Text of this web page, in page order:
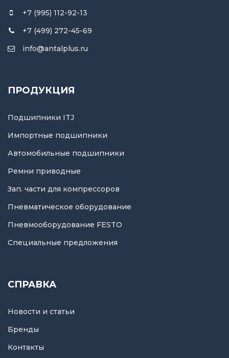
+7 (995) 112-92-13
+7 (499) 272-45-69
info@antalplus.ru
ПРОДУКЦИЯ
Подшипники ITJ
Импортные подшипники
Автомобильные подшипники
Ремни приводные
Зап. части для компрессоров
Пневматическое оборудование
Пневмооборудование FESTO
Специальные предложения
СПРАВКА
Новости и статьи
Бренды
Контакты